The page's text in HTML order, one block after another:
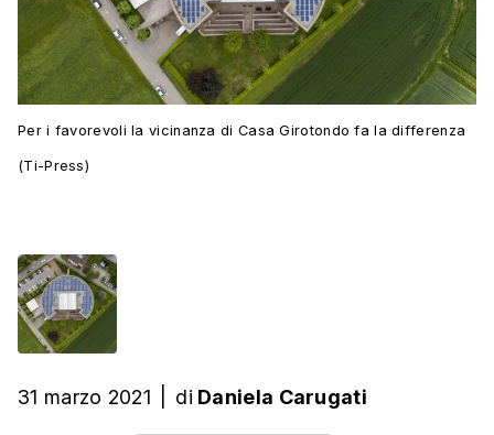
Per i favorevoli la vicinanza di Casa Girotondo fa la differenza
(Ti-Press)
31 marzo 2021 di Daniela Carugati